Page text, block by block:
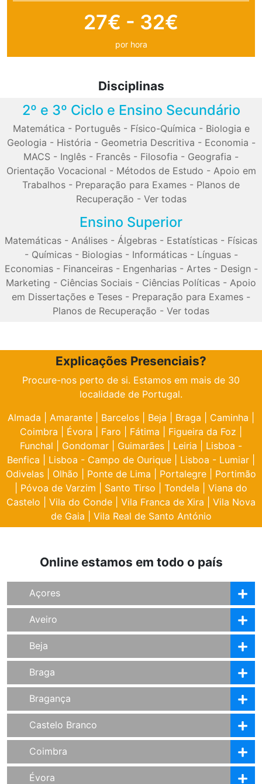
27€ - 32€
por hora
Disciplinas
2º e 3º Ciclo e Ensino Secundário
Matemática - Português- Físico-Química - Biologia e
Geologia - História - Geometria Descritiva - Economia -
MACS - Inglês - Francês - Filosofia - Geografia -
Orientação Vocacional - Métodos de Estudo - Apoio em
Trabalhos - Preparação para Exames - Planos de
Recuperação - Ver todas
Ensino Superior
Matemáticas - Análises - Álgebras - Estatísticas - Físicas
- Químicas- Biologias- Informáticas- Línguas-
Economias- Financeiras- Engenharias- Artes- Design -
Marketing - Ciências Sociais - Ciências Políticas - Apoio
em Dissertações e Teses - Preparação para Exames -
Planos de Recuperação - Ver todas
Explicações Presenciais?
Procure-nos perto de si. Estamos em mais de 30
localidade de Portugal.
Almada
Amarante Barcelos Beja Braga Caminha
Coimbra
Évora Faro Fátima Figueira da Foz
Funchal
Gondomar Guimarães Leiria
Lisboa -
Benfica
Lisboa - Campo de Ourique Lisboa - Lumiar
Odivelas
Olhão Ponte de Lima Portalegre
Portimão
Póvoa de Varzim Santo Tirso Tondela
Viana do
Castelo
Vila do Conde Vila Franca de Xira
Vila Nova
de Gaia
Vila Real de Santo António
Online estamos em todo o país
Açores
Aveiro
Beja
Braga
Bragança
Castelo Branco
Coimbra
Évora